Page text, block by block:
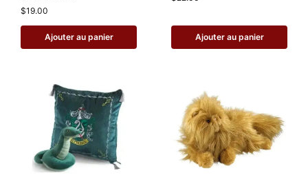
$19.00
Ajouter au panier Ajouter au panier